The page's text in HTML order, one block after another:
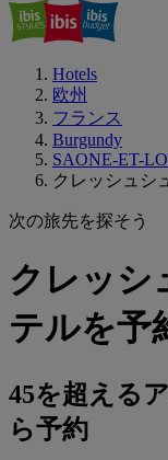
Hotels
欧州
フランス
Burgundy
SAONE-ET-
クレッシュシ
次の旅先を探そう
クレッシ
テルを予
45を超える
ら予約